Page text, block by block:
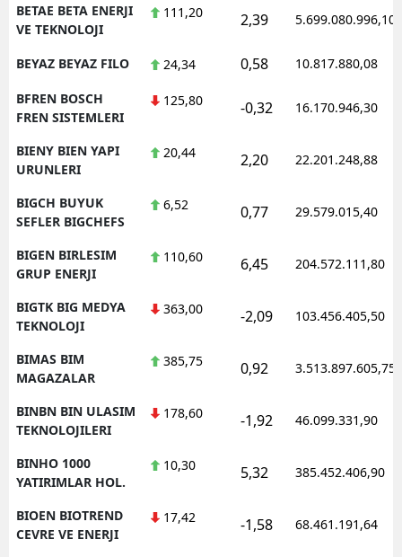
BETAE BETA ENERJI
VE TEKNOLOJI
111,20 2,39 5.699.080.996,10
BEYAZ BEYAZ FILO 24,34 0,58 10.817.880,08
BFREN BOSCH
FREN SISTEMLERI
125,80 -0,32 16.170.946,30
BIENY BIEN YAPI
URUNLERI
20,44 2,20 22.201.248,88
BIGCH BUYUK
SEFLER BIGCHEFS
6,52 0,77 29.579.015,40
BIGEN BIRLESIM
GRUP ENERJI
110,60 6,45 204.572.111,80
BIGTK BIG MEDYA
TEKNOLOJI
363,00 -2,09 103.456.405,50
BIMAS BIM
MAGAZALAR
385,75 0,92 3.513.897.605,75
BINBN BIN ULASIM
TEKNOLOJILERI
178,60 -1,92 46.099.331,90
BINHO 1000
YATIRIMLAR HOL.
10,30 5,32 385.452.406,90
BIOEN BIOTREND
CEVRE VE ENERJI
17,42 -1,58 68.461.191,64